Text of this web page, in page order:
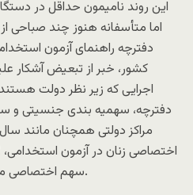
این روند نامیمون حداقل در
دفترچه راهنمای آزمون
کشور، خبر از تبعیض آشکار
اجرایی که زیر نظر دولت
دفترچه، سهمیه بندی جنسیتی و
مراکز دولتی همچنان مانند
سهم اختصاصی مردان، در نظر گرفته شده است.